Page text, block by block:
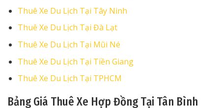
Thuê Xe Du Lịch Tại Tây Ninh
Thuê Xe Du Lịch Tại Đà Lạt
Thuê Xe Du Lịch Tại Mũi Né
Thuê Xe Du Lịch Tại Tiền Giang
Thuê Xe Du Lịch Tại TPHCM
Bảng Giá Thuê Xe Hợp Đồng Tại Tân Bình